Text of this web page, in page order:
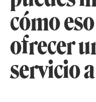
cómo
ofrecer
servicio